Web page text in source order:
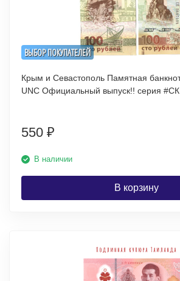
ВЫБОР ПОКУПАТЕЛЕЙ
Крым и Севастополь Памятная банкнота 100 руб 2015 г
UNC Официальный выпуск!! серия #СК
550 ₽
В наличии
В корзину